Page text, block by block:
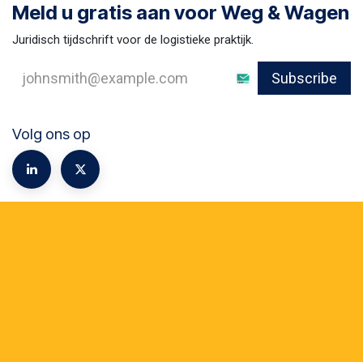
Meld u gratis aan voor Weg & Wagen
Juridisch tijdschrift voor de logistieke praktijk.
Subscribe
Volg ons op